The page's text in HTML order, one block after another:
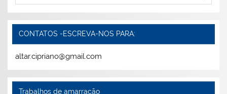
CONTATOS -ESCREVA-NOS PARA:
altar.cipriano@gmail.com
Trabalhos de amarração